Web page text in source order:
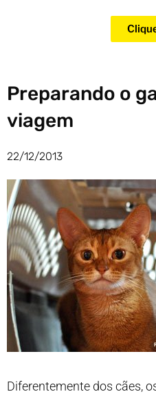
Preparando o
viagem
22/12/2013
Diferentemente dos cães,